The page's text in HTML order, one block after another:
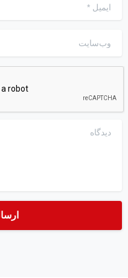
وب‌سایت
دیدگاه